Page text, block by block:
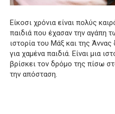
Είκοσι χρόνια είναι πολύς
παιδιά που έχασαν την αγάπη
ιστορία του Μάξ και της Άννας
για χαμένα παιδιά. Είναι μια
βρίσκει τον δρόμο της πίσω
την απόσταση.